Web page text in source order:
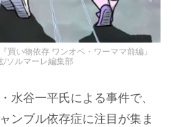
買い物依存 ワンオペ・ワーママ前編』
/ソルマーレ編集部
谷一平氏による事件で、
ンブル依存症に注目が集ま